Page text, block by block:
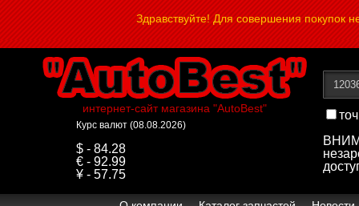
Здравствуйте! Для совершения покупок
интернет-сайт магазина "AutoBest"
Курс валют (08.08.2026)
$ - 84.28
€ - 92.99
¥ - 57.75